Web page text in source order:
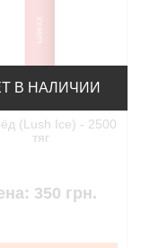
В НАЛИЧИИ
(Lush Ice) - 2500
тяг
350 грн.